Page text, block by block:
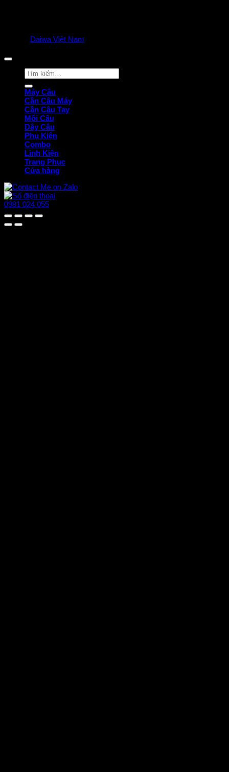
Daiwa Việt Nam
Tìm
kiếm:
Máy Câu
Cần Câu Máy
Cần Câu Tay
Mồi Câu
Dây Câu
Phụ Kiện
Combo
Linh Kiện
Trang Phục
Cửa hàng
0981 024 055